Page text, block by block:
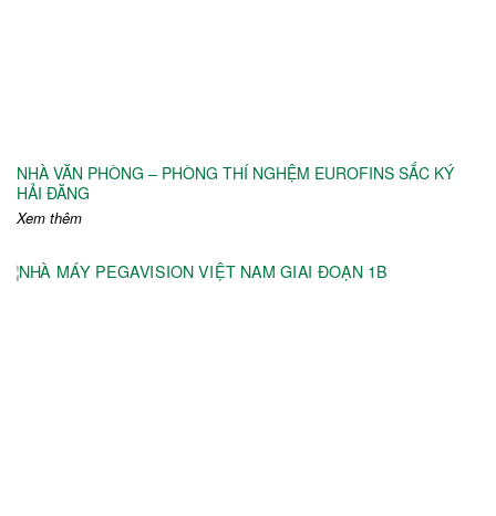
NHÀ VĂN PHÒNG – PHÒNG THÍ NGHỆM EUROFINS SẮC KÝ
HẢI ĐĂNG
Xem thêm